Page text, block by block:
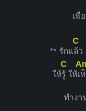
เพื่
** รักแ
C
ล้ว
ให้
C
รู้ ให้เ
ทำงา